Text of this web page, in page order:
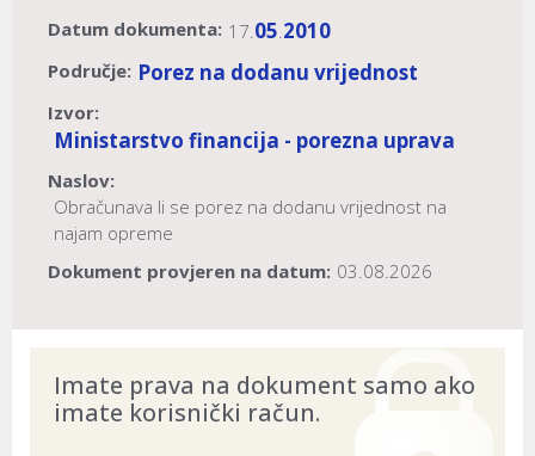
Datum dokumenta: 17.05.2010
Područje: Porez na dodanu vrijednost
Izvor:
Ministarstvo financija - porezna uprava
Naslov:
Obračunava li se porez na dodanu vrijednost na
najam opreme
Dokument provjeren na datum: 03.08.2026
Imate prava na dokument samo ako
imate korisnički račun.